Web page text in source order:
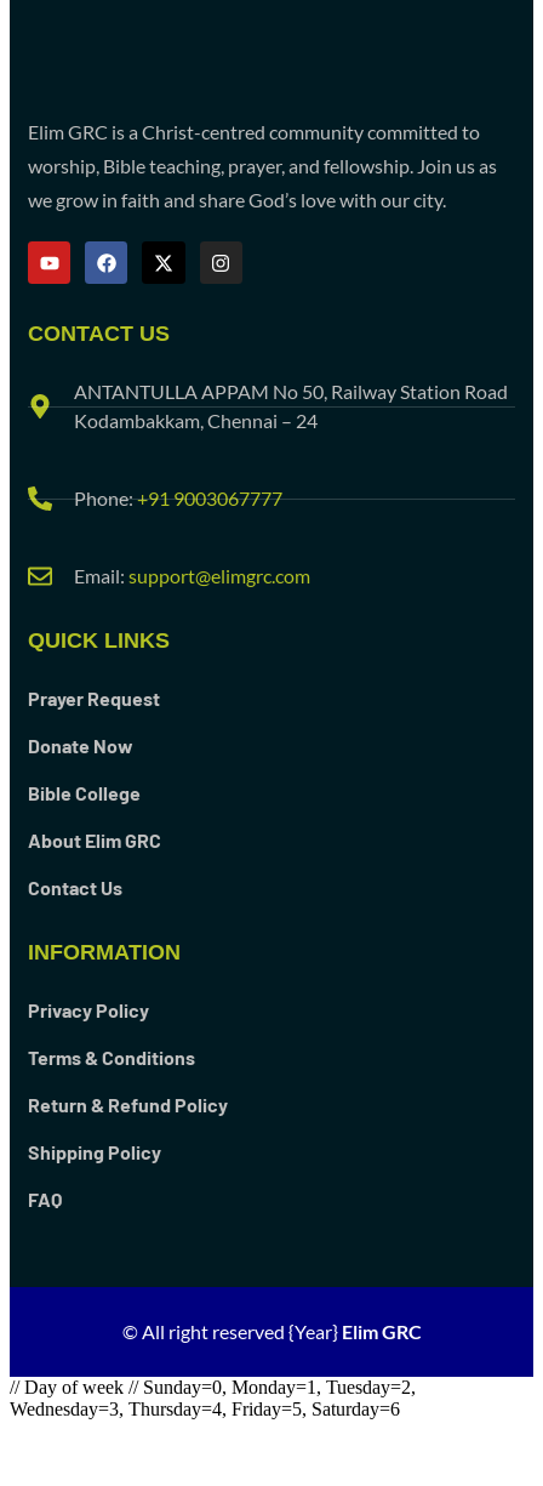
Elim GRC is a Christ-centred community committed to
worship, Bible teaching, prayer, and fellowship. Join us as
we grow in faith and share God’s love with our city.
CONTACT US
ANTANTULLA APPAM No 50, Railway Station Road
Kodambakkam, Chennai – 24
Phone:+91 9003067777
Email: support@elimgrc.com
QUICK LINKS
Prayer Request
Donate Now
Bible College
About Elim GRC
Contact Us
INFORMATION
Privacy Policy
Terms & Conditions
Return & Refund Policy
Shipping Policy
FAQ
© All right reserved {Year} Elim GRC
// Day of week // Sunday=0, Monday=1, Tuesday=2,
Wednesday=3, Thursday=4, Friday=5, Saturday=6